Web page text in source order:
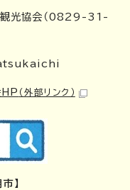
観光協会（0829-31-
HP （外部リンク）
】